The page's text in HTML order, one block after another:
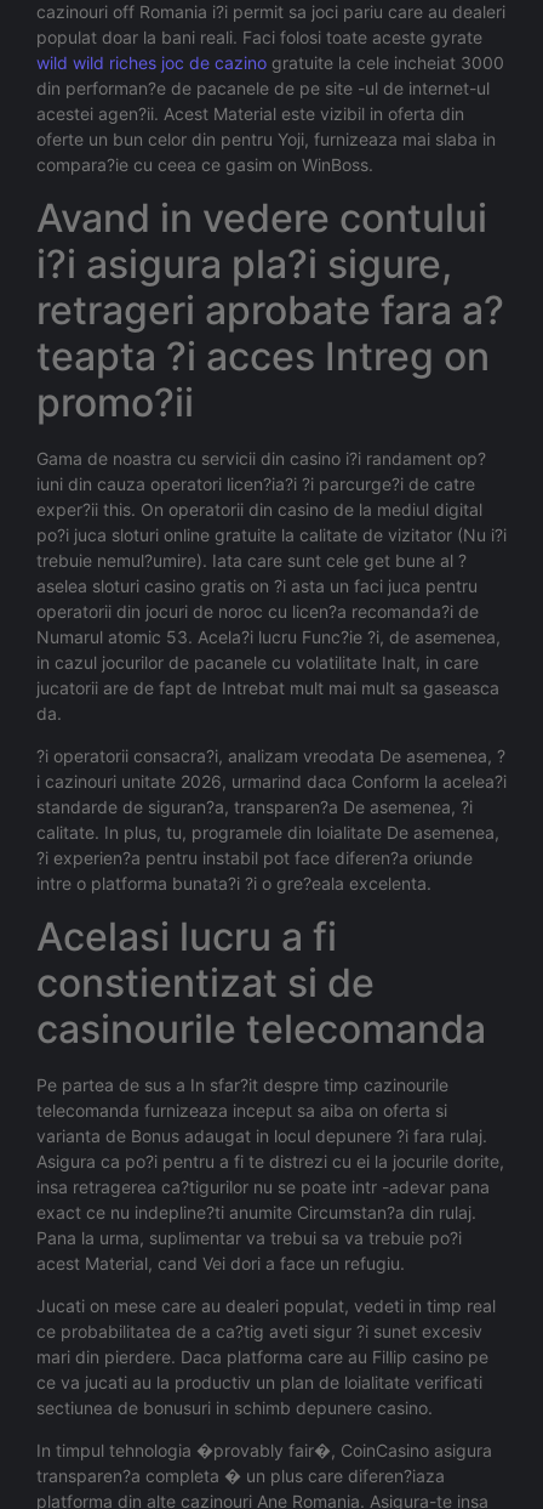
cazinouri off Romania i?i permit sa joci pariu care au dealeri
populat doar la bani reali. Faci folosi toate aceste gyrate
wild wild riches joc de cazino gratuite la cele incheiat 3000
din performan?e de pacanele de pe site -ul de internet-ul
acestei agen?ii. Acest Material este vizibil in oferta din
oferte un bun celor din pentru Yoji, furnizeaza mai slaba in
compara?ie cu ceea ce gasim on WinBoss.
Avand in vedere contului
i?i asigura pla?i sigure,
retrageri aprobate fara a?
teapta ?i acces Intreg on
promo?ii
Gama de noastra cu servicii din casino i?i randament op?
iuni din cauza operatori licen?ia?i ?i parcurge?i de catre
exper?ii this. On operatorii din casino de la mediul digital
po?i juca sloturi online gratuite la calitate de vizitator (Nu i?i
trebuie nemul?umire). Iata care sunt cele get bune al ?
aselea sloturi casino gratis on ?i asta un faci juca pentru
operatorii din jocuri de noroc cu licen?a recomanda?i de
Numarul atomic 53. Acela?i lucru Func?ie ?i, de asemenea,
in cazul jocurilor de pacanele cu volatilitate Inalt, in care
jucatorii are de fapt de Intrebat mult mai mult sa gaseasca
da.
?i operatorii consacra?i, analizam vreodata De asemenea, ?
i cazinouri unitate 2026, urmarind daca Conform la acelea?i
standarde de siguran?a, transparen?a De asemenea, ?i
calitate. In plus, tu, programele din loialitate De asemenea,
?i experien?a pentru instabil pot face diferen?a oriunde
intre o platforma bunata?i ?i o gre?eala excelenta.
Acelasi lucru a fi
constientizat si de
casinourile telecomanda
Pe partea de sus a In sfar?it despre timp cazinourile
telecomanda furnizeaza inceput sa aiba on oferta si
varianta de Bonus adaugat in locul depunere ?i fara rulaj.
Asigura ca po?i pentru a fi te distrezi cu ei la jocurile dorite,
insa retragerea ca?tigurilor nu se poate intr -adevar pana
exact ce nu indepline?ti anumite Circumstan?a din rulaj.
Pana la urma, suplimentar va trebui sa va trebuie po?i
acest Material, cand Vei dori a face un refugiu.
Jucati on mese care au dealeri populat, vedeti in timp real
ce probabilitatea de a ca?tig aveti sigur ?i sunet excesiv
mari din pierdere. Daca platforma care au Fillip casino pe
ce va jucati au la productiv un plan de loialitate verificati
sectiunea de bonusuri in schimb depunere casino.
In timpul tehnologia �provably fair�, CoinCasino asigura
transparen?a completa � un plus care diferen?iaza
platforma din alte cazinouri Ane Romania. Asigura-te insa